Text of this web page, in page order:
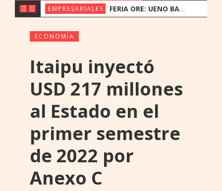
EXPLORAR LA NUEVA ERA DE LA EXPERIENCIA DEL CLIENTE
EMPRESARIALES FERIA ORE: UENO BANK APUESTA POR LA CULTURA INDÍGENA Y EL COMERCIO JUSTO
ECONOMÍA
Itaipu inyectó
USD 217 millones
al Estado en el
primer semestre
de 2022 por
Anexo C